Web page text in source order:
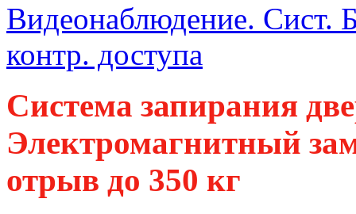
Видеонаблюдение. Сист.
контр. доступа
Система запирания
Электромагнитный
отрыв до 350 кг